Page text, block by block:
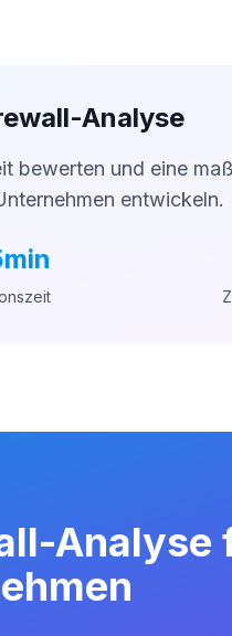
Analyse
bewerten und eine
entwickeln.
Analyse